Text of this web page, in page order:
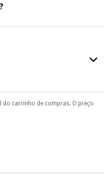
o método de pagamento.
de telemóvel e
do carrinho de compras. O preço